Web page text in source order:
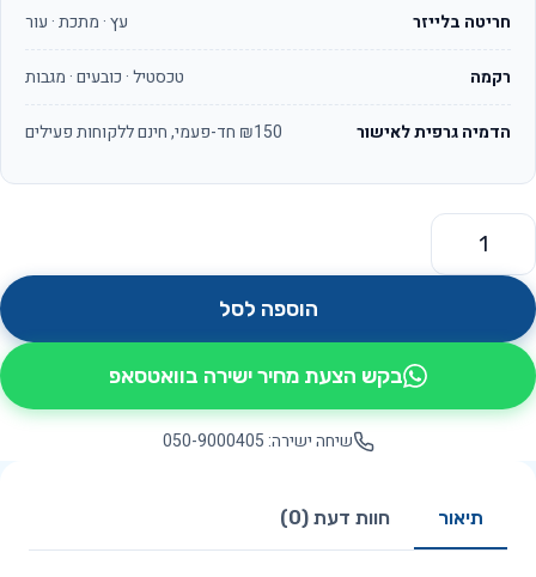
חריטה בלייזר עץ · מתכת · עור
רקמה טכסטיל · כובעים · מגבות
הדמיה גרפית לאישור ₪150 חד-פעמי, חינם ללקוחות פעילים
כמות של רמקול רדיו ושעון מהירות +טעינה אלחוטית
הוספה לסל
בקש הצעת מחיר ישירה בוואטסאפ
שיחה ישירה: 050-9000405
תיאור חוות דעת (0)